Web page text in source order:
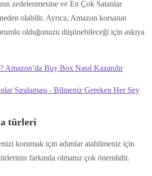
zedelenmesine ve En Çok Satanlar
olabilir. Ayrıca, Amazon korsanın
olduğunuzu düşünebileceği için askıya
Buy Box Nasıl Kazanılır
Sıralaması - Bilmeniz Gereken Her Şey
türleri
korumak için adımlar atabilmeniz için
farkında olmanız çok önemlidir.